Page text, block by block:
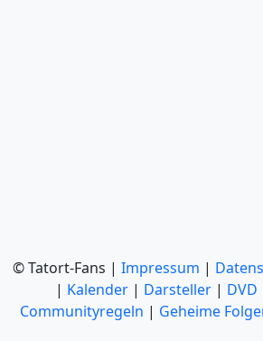
© Tatort-Fans | Impressum |
| Kalender | Darsteller | DVD
Communityregeln | Geheime